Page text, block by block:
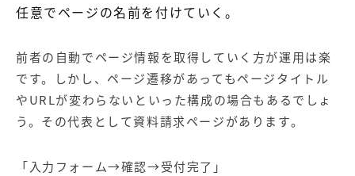
任意でページの名前を付けていく。
前者の自動でページ情報を取得していく方が運用は楽
です。しかし、ページ遷移があってもページタイトル
やURLが変わらないといった構成の場合もあるでしょ
う。その代表として資料請求ページがあります。
「入力フォーム→確認→受付完了」